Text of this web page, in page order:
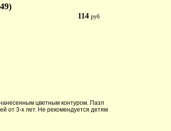
114руб
нанесенным цветным контуром. Пазл
от 3-х лет. Не рекомендуется детям